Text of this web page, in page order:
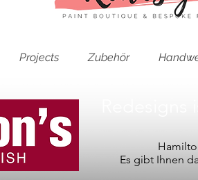
Projects Zubehör
Es gibt Ihnen